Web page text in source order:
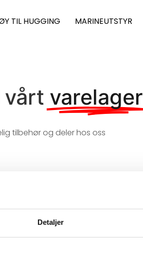
Detaljer
TIL HUGGING MARINEUTSTYR
vårt varelager
tilbehør og deler hos oss